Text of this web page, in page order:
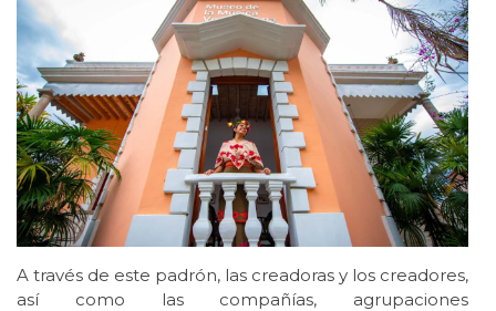
A través de este padrón, las creadoras y los creadores,
así como las compañías, agrupaciones